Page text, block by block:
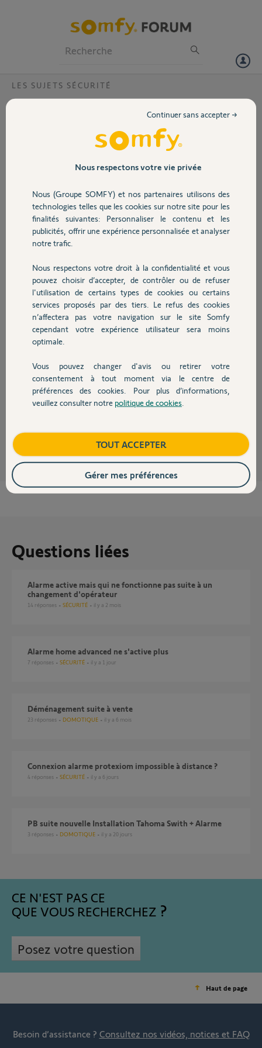
Volet
Sécurité
Domotique
Chauffage
Autres produits
Devis avec un pro
Contact
LES SUJETS SÉCURITÉ
alarme ne fonctionne pas après démontage
cause déménagement je viens de remettre en place mon alarme
protexiom et rien ne fonctionne la centrale transmetteur ne
j'ai changé les piles mais rien
merci de votre aide
Merci,
Participer au fil de discussion
Réponses
Bonjour Denis,
Avez-vous une réaction sonore ou visuelle lorsque vous insérez les piles
Bonne journée,
Thomas M. il y a environ 5 ans
Questions liées
Alarme active mais qui ne fonctionne pas suite à un
changement d'opérateur
14 réponses SÉCURITÉ il y a 2 mois
Alarme home advanced ne s'active plus
7 réponses SÉCURITÉ il y a 1 jour
Déménagement suite à vente
23 réponses DOMOTIQUE il y a 6 mois
Connexion alarme protexiom impossible à distance ?
4 réponses SÉCURITÉ il y a 6 jours
PB suite nouvelle Installation Tahoma Swith + Alarme
3 réponses DOMOTIQUE il y a 20 jours
CE N'EST PAS CE
QUE VOUS RECHERCHEZ
Posez votre question
Haut de page
Besoin d’assistance ? Consultez nos vidéos, notices et FAQ
Nous respectons votre vie privée
Nous (Groupe SOMFY) et nos partenaires utilisons des
technologies telles que les cookies sur notre site pour les
finalités suivantes: Personnaliser le contenu et les
publicités, offrir une expérience personnalisée et analyser
notre trafic.
Nous respectons votre droit à la confidentialité et vous
pouvez choisir d’accepter, de contrôler ou de refuser
l'utilisation de certains types de cookies ou certains
services proposés par des tiers. Le refus des cookies
n’affectera pas votre navigation sur le site Somfy
cependant votre expérience utilisateur sera moins
optimale.
Vous pouvez changer d'avis ou retirer votre
consentement à tout moment via le centre de
préférences des cookies. Pour plus d’informations,
veuillez consulter notre politique de cookies
Continuer sans accepter →
TOUT ACCEPTER
Gérer mes préférences